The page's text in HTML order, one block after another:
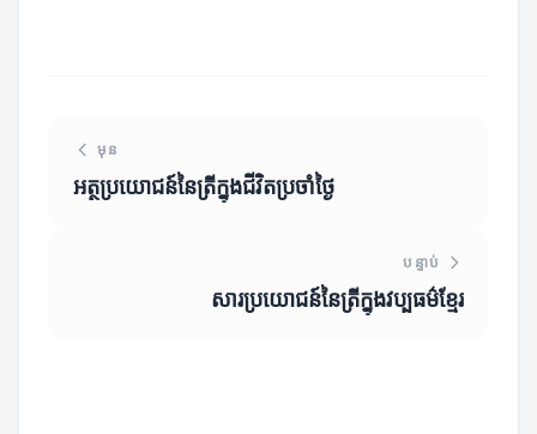
មុន
អត្ថប្រយោជន៍នៃត្រីក្នុងជីវិតប្រចាំថ្ងៃ
បន្ទាប់
សារប្រយោជន៍នៃត្រីក្នុងវប្បធម៌ខ្មែរ